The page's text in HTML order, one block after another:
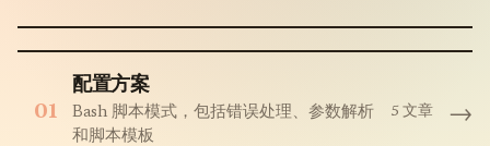
01
配置方案
Bash 脚本模式，包括错误处理、参数解析
和脚本模板
5 文章 →